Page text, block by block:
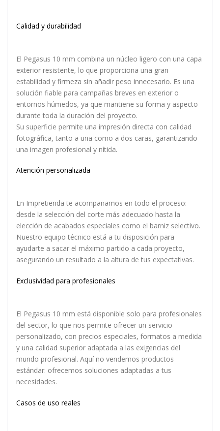
Calidad y durabilidad
El Pegasus 10 mm combina un núcleo ligero con una capa
exterior resistente, lo que proporciona una gran
estabilidad y firmeza sin añadir peso innecesario. Es una
solución fiable para campañas breves en exterior o
entornos húmedos, ya que mantiene su forma y aspecto
durante toda la duración del proyecto.
Su superficie permite una impresión directa con calidad
fotográfica, tanto a una como a dos caras, garantizando
una imagen profesional y nítida.
Atención personalizada
En Impretienda te acompañamos en todo el proceso:
desde la selección del corte más adecuado hasta la
elección de acabados especiales como el barniz selectivo.
Nuestro equipo técnico está a tu disposición para
ayudarte a sacar el máximo partido a cada proyecto,
asegurando un resultado a la altura de tus expectativas.
Exclusividad para profesionales
El Pegasus 10 mm está disponible solo para profesionales
del sector, lo que nos permite ofrecer un servicio
personalizado, con precios especiales, formatos a medida
y una calidad superior adaptada a las exigencias del
mundo profesional. Aquí no vendemos productos
estándar: ofrecemos soluciones adaptadas a tus
necesidades.
Casos de uso reales